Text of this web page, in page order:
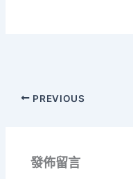
PREVIOUS
發佈留言